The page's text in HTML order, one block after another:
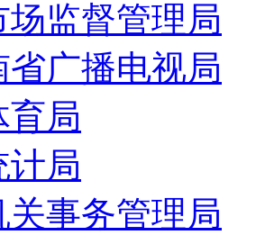
场监督管理局
省广播电视局
育局
计局
关事务管理局